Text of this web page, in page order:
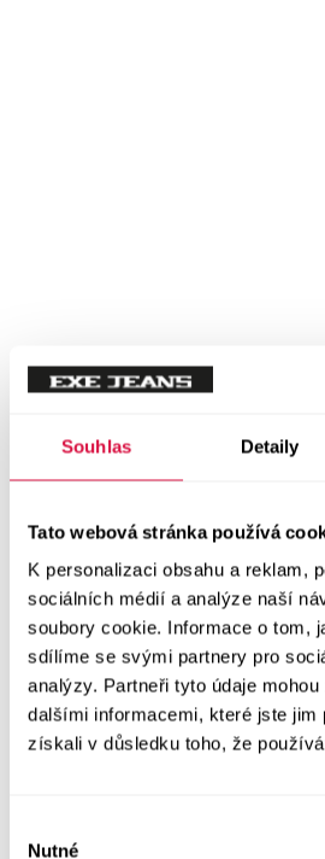
Souhlas Detaily
Tato webová stránka používá
K personalizaci obsahu a reklam,
sociálních médií a analýze naší
soubory cookie. Informace o tom,
sdílíme se svými partnery pro
analýzy. Partneři tyto údaje
dalšími informacemi, které jste jim
získali v důsledku toho, že
Nutné